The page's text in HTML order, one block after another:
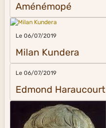
Aménémopé
Le 06/07/2019
Milan Kundera
Le 06/07/2019
Edmond Haraucourt